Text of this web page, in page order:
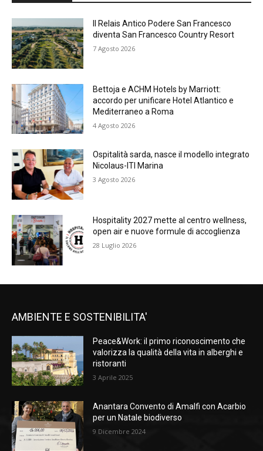
Il Relais Antico Podere San Francesco
diventa San Francesco Country Resort
7 Agosto 2026
Bettoja e ACHM Hotels by Marriott:
accordo per unificare Hotel Atlantico e
Mediterraneo a Roma
4 Agosto 2026
Ospitalità sarda, nasce il modello integrato
Nicolaus-ITI Marina
3 Agosto 2026
Hospitality 2027 mette al centro wellness,
open air e nuove formule di accoglienza
28 Luglio 2026
AMBIENTE E SOSTENIBILITA'
Peace&Work: il primo riconoscimento che
valorizza la qualità della vita in alberghi e
ristoranti
3 Aprile 2025
Anantara Convento di Amalfi con Acarbio
per un Natale biodiverso
9 Dicembre 2024